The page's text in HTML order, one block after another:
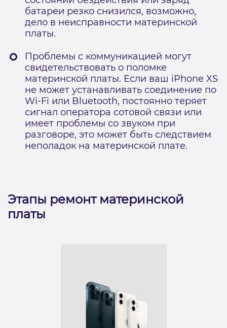
батареи резко снизился, возможно,
дело в неисправности материнской
платы.
Проблемы с коммуникацией могут
свидетельствовать о поломке
материнской платы. Если ваш iPhone XS
не может устанавливать соединение по
Wi-Fi или Bluetooth, постоянно теряет
сигнал оператора сотовой связи или
имеет проблемы со звуком при
разговоре, это может быть следствием
неполадок на материнской плате.
Этапы ремонт материнской
платы